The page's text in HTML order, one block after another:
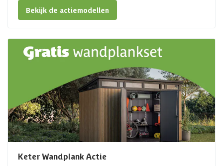
Bekijk de actiemodellen
Keter Wandplank Actie